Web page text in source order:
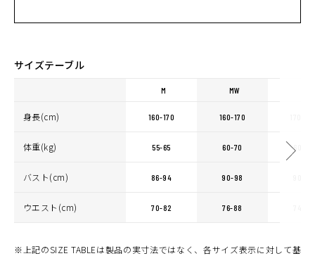
サイズテーブル
M MW
身長(cm) 160-170 160-170
体重(kg) 55-65 60-70 60-70
バスト(cm) 86-94 90-98
ウエスト(cm) 70-82 76-88
※上記のSIZE TABLEは製品の実寸法ではなく、各サイズ表示に対して基